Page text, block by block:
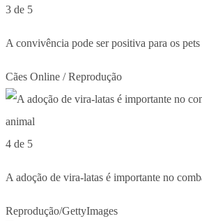
3 de 5
A convivência pode ser positiva para os pets
Cães Online / Reprodução
4 de 5
A adoção de vira-latas é importante no
Reprodução/GettyImages